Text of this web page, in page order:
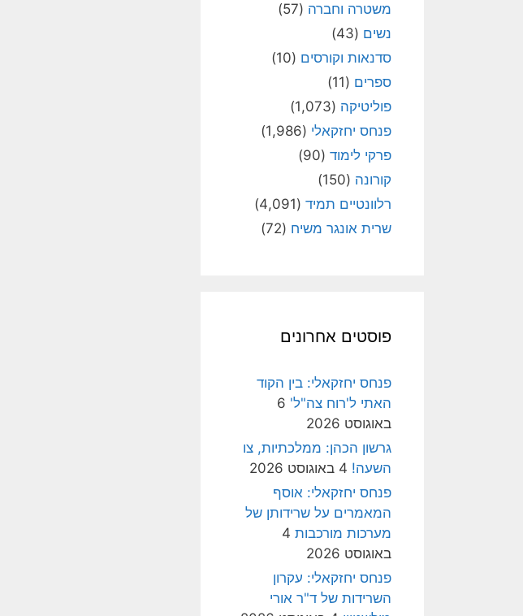
משטרה וחברה (57)
נשים (43)
סדנאות וקורסים (10)
ספרים (11)
פוליטיקה (1,073)
פנחס יחזקאלי (1,986)
פרקי לימוד (90)
קורונה (150)
רלוונטיים תמיד (4,091)
שרית אונגר משיח (72)
פוסטים אחרונים
פנחס יחזקאלי: בין הקוד
האתי ל'רוח צה"ל' 6
באוגוסט 2026
גרשון הכהן: ממלכתיות, צו
השעה! 4 באוגוסט 2026
פנחס יחזקאלי: אוסף
המאמרים על שרידותן של
מערכות מורכבות 4
באוגוסט 2026
פנחס יחזקאלי: עקרון
השרידות של ד"ר אורי